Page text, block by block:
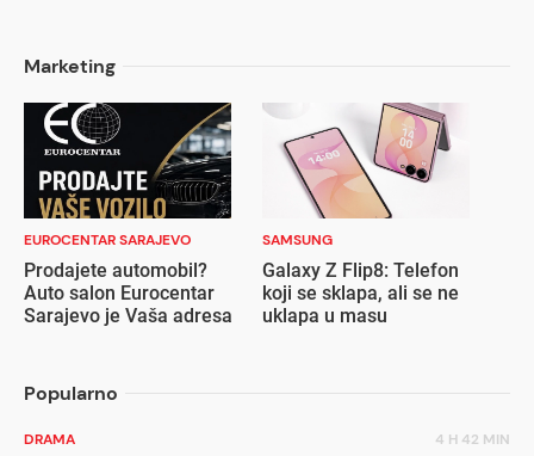
Marketing
EUROCENTAR SARAJEVO
Prodajete automobil?
Auto salon Eurocentar
Sarajevo je Vaša adresa
SAMSUNG
Galaxy Z Flip8: Telefon
koji se sklapa, ali se ne
uklapa u masu
Popularno
DRAMA 4 H 42 MIN